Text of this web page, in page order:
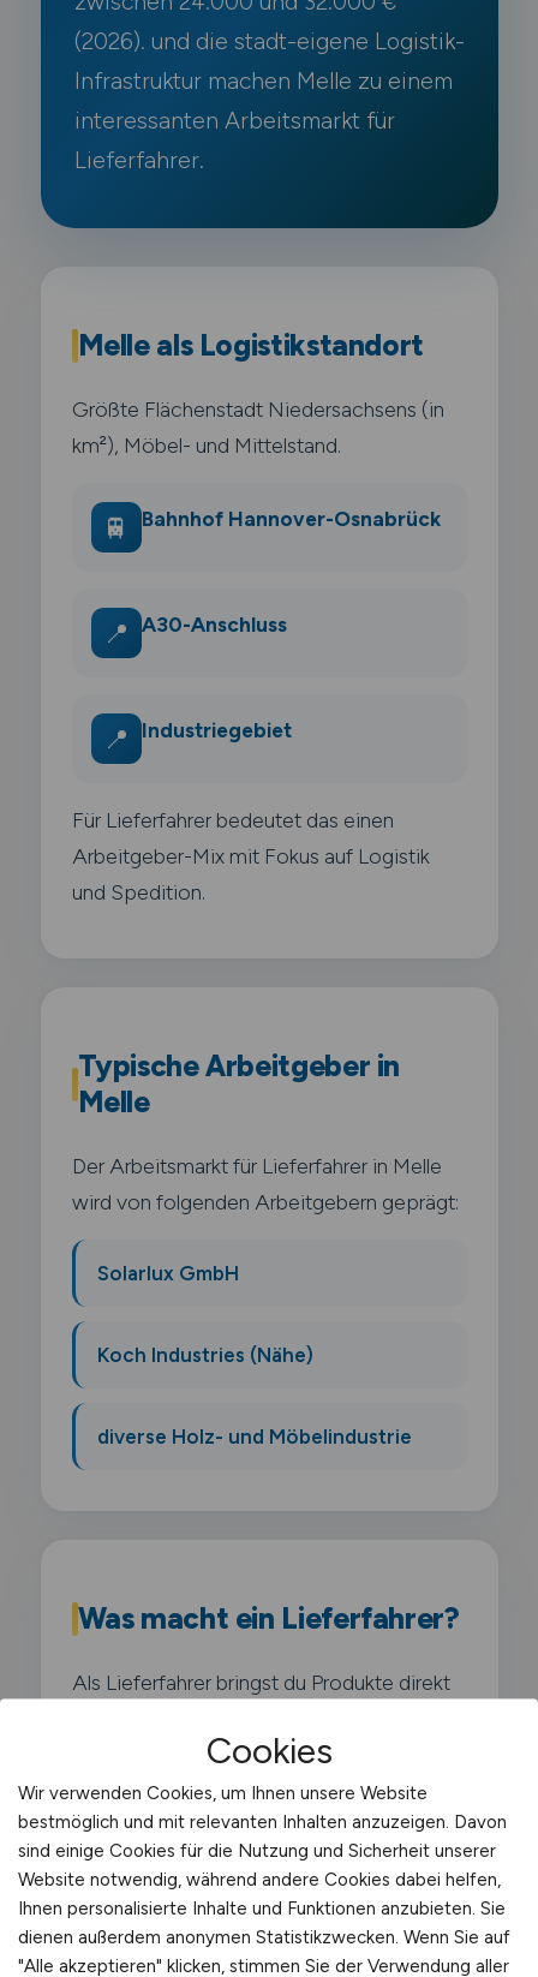
(2026). und die stadt-eigene Logistik-
Infrastruktur machen Melle zu einem
interessanten Arbeitsmarkt für
Lieferfahrer.
Melle als Logistikstandort
Größte Flächenstadt Niedersachsens (in
km²), Möbel- und Mittelstand.
🚆 Bahnhof Hannover-Osnabrück
📍 A30-Anschluss
📍 Industriegebiet
Für Lieferfahrer bedeutet das einen
Arbeitgeber-Mix mit Fokus auf Logistik
und Spedition.
Typische Arbeitgeber in
Melle
Der Arbeitsmarkt für Lieferfahrer in Melle
wird von folgenden Arbeitgebern geprägt:
Solarlux GmbH
Koch Industries (Nähe)
diverse Holz- und Möbelindustrie
Was macht ein Lieferfahrer?
Als Lieferfahrer bringst du Produkte direkt
Lebensmittelhaendler bis zum Elektronik-
Onlineshop. Deine Touren sind meist
regional begrenzt. oft im Stadtgebiet oder
im direkten Umland. Du be- und entlaedst
dein Fahrzeug selbst. arbeitest
Zustellrouten ab und bist haeufig an festen
Zeitfenstern für den Empfang beim
Cookies
Wir verwenden Cookies, um Ihnen unsere Website
bestmöglich und mit relevanten Inhalten anzuzeigen. Davon
sind einige Cookies für die Nutzung und Sicherheit unserer
Website notwendig, während andere Cookies dabei helfen,
Ihnen personalisierte Inhalte und Funktionen anzubieten. Sie
dienen außerdem anonymen Statistikzwecken. Wenn Sie auf
"Alle akzeptieren" klicken, stimmen Sie der Verwendung aller